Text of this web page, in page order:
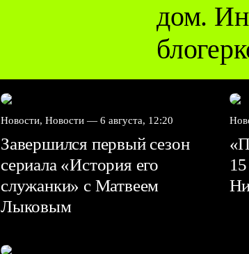
дом.
Новости, Новости — 6 августа, 12:20
Завершился первый сезон
сериала «История его
служанки» с Матвеем
Лыковым